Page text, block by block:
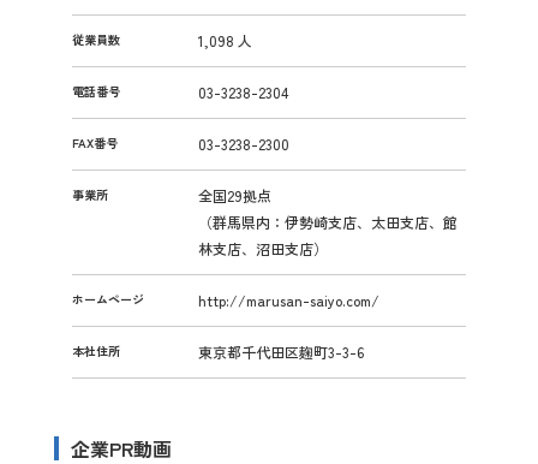
従業員数 1,098 人
電話番号 03-3238-2304
FAX番号 03-3238-2300
事業所
全国29拠点
（群馬県内：伊勢崎支店、太田支店、館
林支店、沼田支店）
ホームページ http://marusan-saiyo.com/
本社住所 東京都千代田区麹町3-3-6
企業PR動画